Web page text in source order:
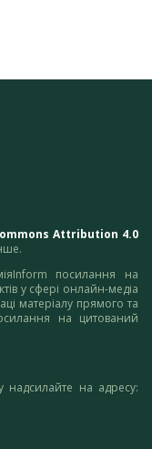
Attribution 4.0
посилання на
у сфері онлайн-медіа
матеріалу прямого та
на цитований
надсилайте на адресу: